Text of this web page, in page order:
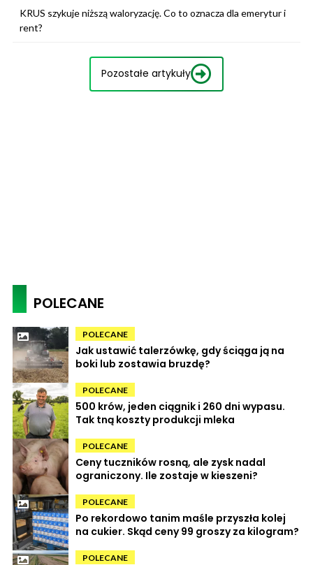
KRUS szykuje niższą waloryzację. Co to oznacza dla emerytur i
rent?
Pozostałe artykuły
POLECANE
POLECANE
Jak ustawić talerzówkę, gdy ściąga ją na
boki lub zostawia bruzdę?
POLECANE
500 krów, jeden ciągnik i 260 dni wypasu.
Tak tną koszty produkcji mleka
POLECANE
Ceny tuczników rosną, ale zysk nadal
ograniczony. Ile zostaje w kieszeni?
POLECANE
Po rekordowo tanim maśle przyszła kolej
na cukier. Skąd ceny 99 groszy za kilogram?
POLECANE